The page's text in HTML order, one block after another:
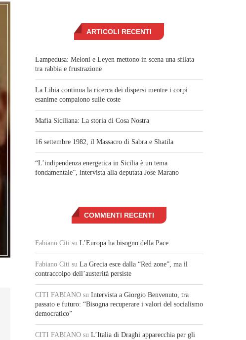
ARTICOLI RECENTI
Lampedusa: Meloni e Leyen mettono in scena una sfilata
tra rabbia e frustrazione
La Libia continua la ricerca dei dispersi mentre i corpi
esanime compaiono sulle coste
Mafia Siciliana: La storia di Cosa Nostra
16 settembre 1982, il Massacro di Sabra e Shatila
“L’indipendenza energetica in Sicilia è un tema
fondamentale”, intervista alla deputata Jose Marano
COMMENTI RECENTI
Fabiano Citi su L’Europa ha bisogno della Pace
Fabiano Citi su La Grecia esce dalla “Red zone”, ma il
contraccolpo dell’austerità persiste
CITI FABIANO su Intervista a Giorgio Benvenuto, tra
passato e futuro: “Bisogna recuperare i valori del socialismo
democratico”
CITI FABIANO su L’Italia di Draghi apparecchia per gli